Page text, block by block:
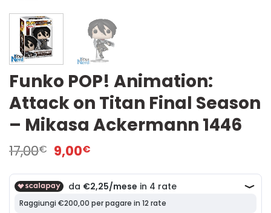
Funko POP! Animation:
Attack on Titan Final Season
– Mikasa Ackermann 1446
17,00€ Il
prezzo
originale
era:
17,00€.
9,00€
attuale
è:
9,00€.